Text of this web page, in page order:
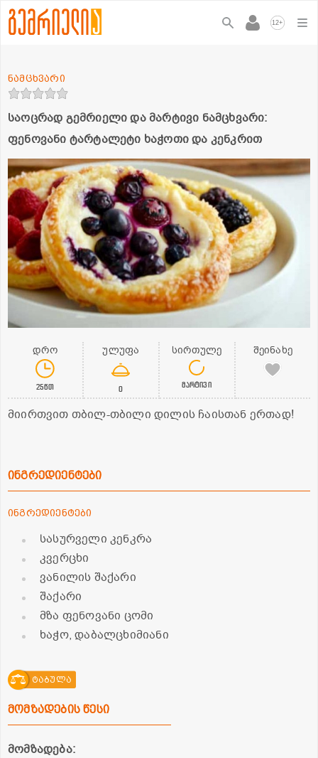
12+
საოცრად გემრიელი და მარტივი ნამცხვარი:
ფენოვანი ტარტალეტი ხაჭოთი და კენკრით
ნამცხვარი
დრო
25წთ
ულუფა
0
სირთულე
მარტივი
შეინახე
მიირთვით თბილ-თბილი დილის ჩაისთან ერთად!
ინგრედიენტები
ინგრედიენტები
სასურველი კენკრა
კვერცხი
ვანილის შაქარი
შაქარი
მზა ფენოვანი ცომი
ხაჭო, დაბალცხიმიანი
ტაბულა
მომზადების წესი
მომზადება: